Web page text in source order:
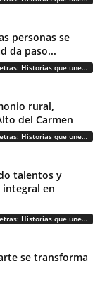
personas se
da paso...
Provincia del Huasco con todas sus letras: Historias que unen cultura, diversidad e identidad
rural,
del Carmen
Provincia del Huasco con todas sus letras: Historias que unen cultura, diversidad e identidad
talentos y
en
Provincia del Huasco con todas sus letras: Historias que unen cultura, diversidad e identidad
se transforma